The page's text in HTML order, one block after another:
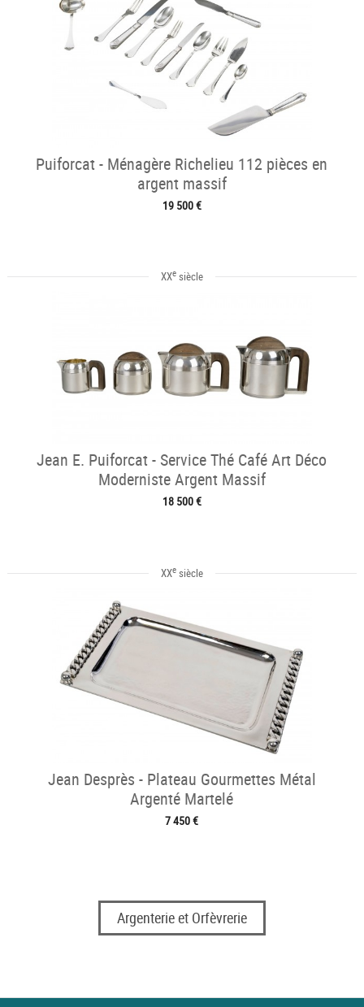
Puiforcat - Ménagère Richelieu 112 pièces en
argent massif
19 500 €
XXesiècle
Jean E. Puiforcat - Service Thé Café Art Déco
Moderniste Argent Massif
18 500 €
XXesiècle
Jean Desprès - Plateau Gourmettes Métal
Argenté Martelé
7 450 €
Argenterie et Orfèvrerie